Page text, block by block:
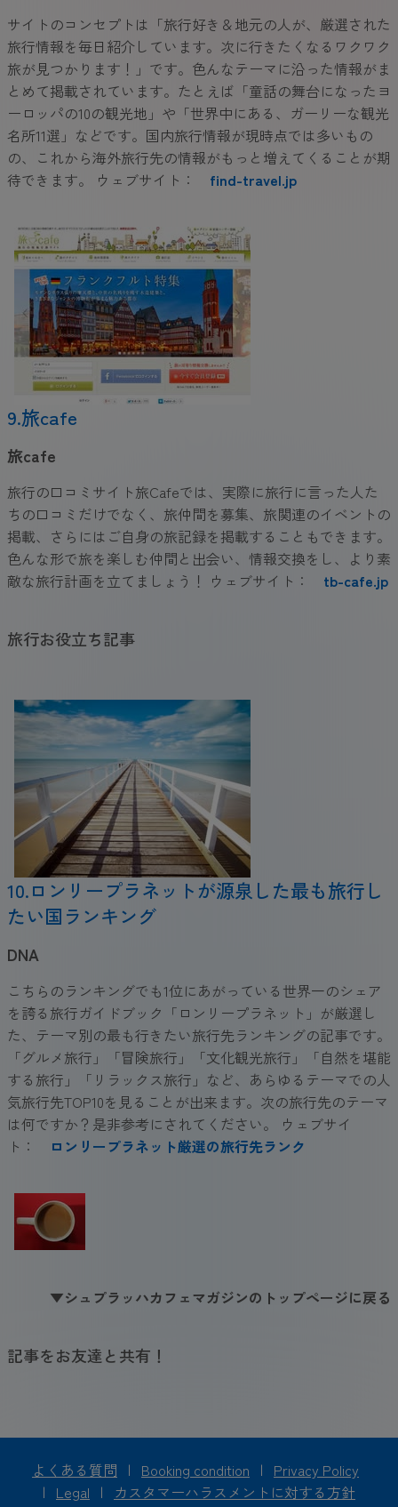
サイトのコンセプトは「旅行好き＆地元の人が、厳選された
旅行情報を毎日紹介しています。次に行きたくなるワクワク
旅が見つかります！」です。色んなテーマに沿った情報がま
とめて掲載されています。たとえば「童話の舞台になったヨ
ーロッパの10の観光地」や「世界中にある、ガーリーな観光
名所11選」などです。国内旅行情報が現時点では多いもの
の、これから海外旅行先の情報がもっと増えてくることが期
待できます。 ウェブサイト： find-travel.jp
9.旅cafe
旅cafe
旅行の口コミサイト旅Cafeでは、実際に旅行に言った人た
ちの口コミだけでなく、旅仲間を募集、旅関連のイベントの
掲載、さらにはご自身の旅記録を掲載することもできます。
色んな形で旅を楽しむ仲間と出会い、情報交換をし、より素
敵な旅行計画を立てましょう！ ウェブサイト： tb-cafe.jp
旅行お役立ち記事
10.ロンリープラネットが源泉した最も旅行し
たい国ランキング
DNA
こちらのランキングでも1位にあがっている世界一のシェア
を誇る旅行ガイドブック「ロンリープラネット」が厳選し
た、テーマ別の最も行きたい旅行先ランキングの記事です。
「グルメ旅行」「冒険旅行」「文化観光旅行」「自然を堪能
する旅行」「リラックス旅行」など、あらゆるテーマでの人
気旅行先TOP10を見ることが出来ます。次の旅行先のテーマ
は何ですか？是非参考にされてください。 ウェブサイ
ト：
ロンリープラネット厳選の旅行先ランク
▼シュプラッハカフェマガジンのトップページに戻る
記事をお友達と共有！
よくある質問 | Booking condition | Privacy Policy
| Legal | カスタマーハラスメントに対する方針